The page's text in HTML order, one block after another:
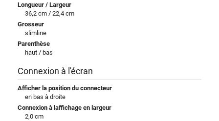
Longueur / Largeur
36,2 cm / 22,4 cm
Grosseur
slimline
Parenthèse
haut / bas
Connexion à l'écran
Afficher la position du connecteur
en bas à droite
Connexion à laffichage en largeur
2,0 cm